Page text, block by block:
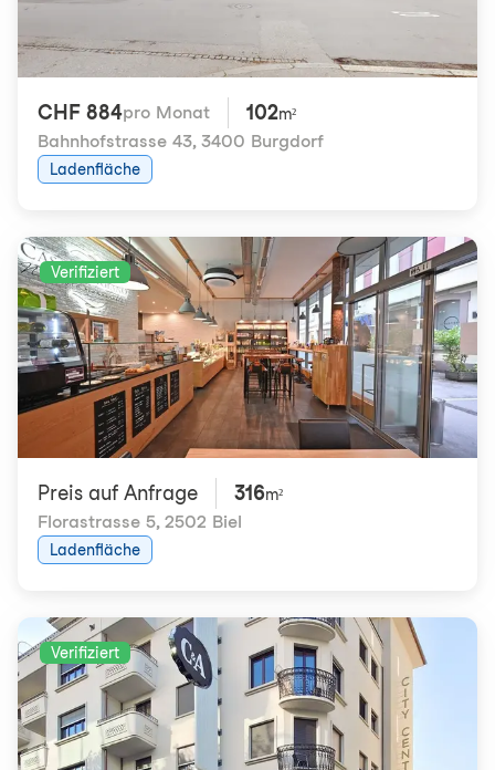
CHF 884pro Monat 102m²
Bahnhofstrasse 43, 3400 Burgdorf
Ladenfläche
Verifiziert
Preis auf Anfrage 316m²
Florastrasse 5, 2502 Biel
Ladenfläche
Verifiziert